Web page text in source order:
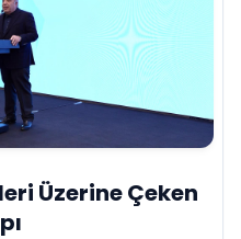
Üzerine Çeken